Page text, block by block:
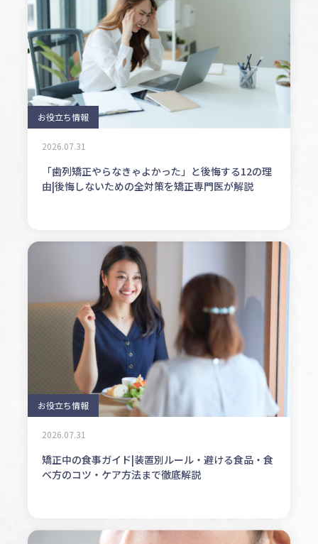
お役立ち情報
2026.07.31
「歯列矯正やらなきゃよかった」と後悔する12の理
由|後悔しないための全対策を矯正専門医が解説
お役立ち情報
2026.07.31
矯正中の食事ガイド|装置別ルール・避ける食品・食
べ方のコツ・ケア方法まで徹底解説